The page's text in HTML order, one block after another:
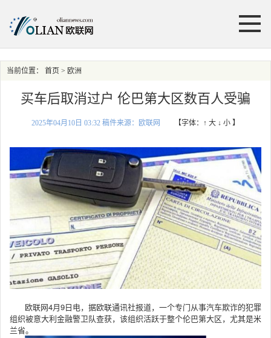
当前位置： 首页 > 欧洲
买车后取消过户 伦巴第大区数百人受骗
2025年04月10日 03:32 稿件来源：欧联网 【字体： ↑ 大 ↓ 小 】
欧联网4月9日电，据欧联通讯社报道，一个专门从事汽车欺诈的犯罪
组织被意大利金融警卫队查获，该组织活跃于整个伦巴第大区，尤其是米
兰省。